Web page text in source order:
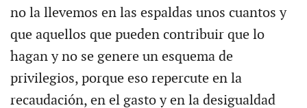
no la llevemos en las espaldas unos cuantos y
que aquellos que pueden contribuir que lo
hagan y no se genere un esquema de
privilegios, porque eso repercute en la
recaudación, en el gasto y en la desigualdad